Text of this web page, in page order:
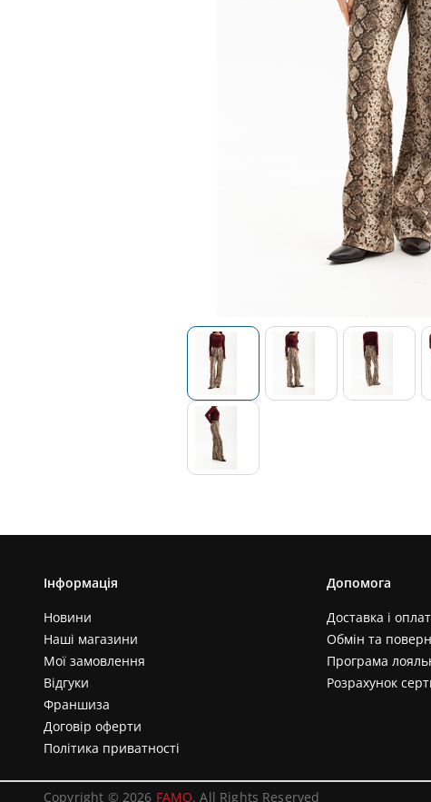
Інформація
Новини
Наші магазини
Мої замовлення
Відгуки
Франшиза
Договір оферти
Політика приватності
Допомога
Доставка і
Обмін та
Програма
Розрахунок
Copyright © 2026 FAMO. All Rights Reserved